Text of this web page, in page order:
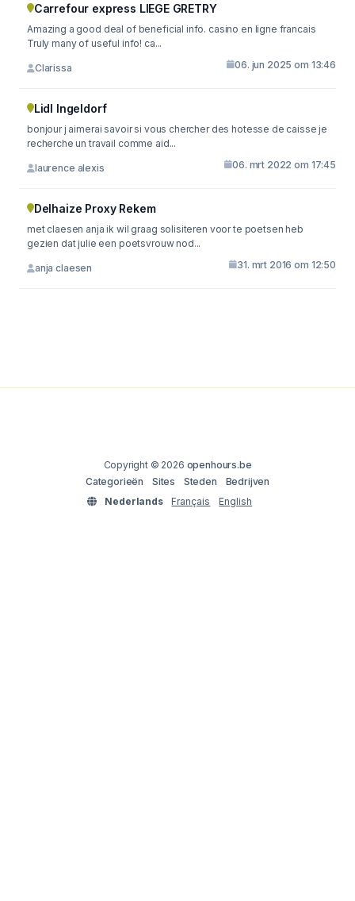
Carrefour express LIEGE GRETRY
Amazing a good deal of beneficial info. casino en ligne francais
Truly many of useful info! ca...
Clarissa 06. jun 2025 om 13:46
Lidl Ingeldorf
bonjour j aimerai savoir si vous chercher des hotesse de caisse je
recherche un travail comme aid...
laurence alexis 06. mrt 2022 om 17:45
Delhaize Proxy Rekem
met claesen anja ik wil graag solisiteren voor te poetsen heb
gezien dat julie een poetsvrouw nod...
anja claesen 31. mrt 2016 om 12:50
Copyright © 2026 openhours.be
Categorieën
Sites Steden
Bedrijven
Nederlands
Français English